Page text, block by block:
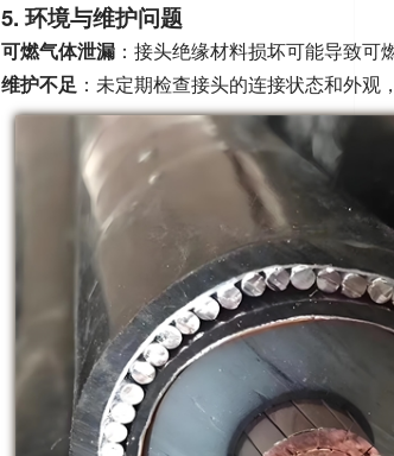
5. 环境与维护问题
可燃气体泄漏：接头绝缘材料损坏可能导致可
维护不足：未定期检查接头的连接状态和外观